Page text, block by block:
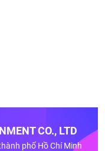
CO., LTD
phố Hồ Chí Minh